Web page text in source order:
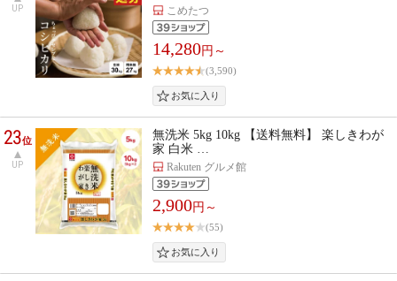
UP こめたつ
14,280円～
(3,590)
23位
UP
無洗米 5kg 10kg 【送料無料】 楽しきわが
家 白米 …
Rakuten グルメ館
2,900円～
(55)